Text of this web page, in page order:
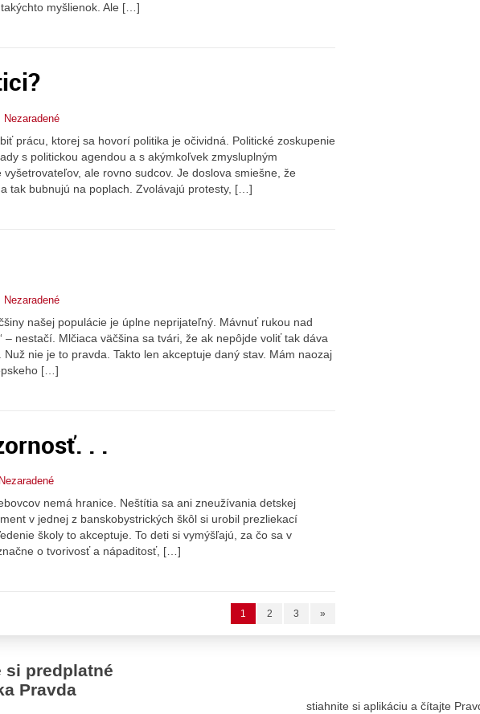
myšlienok. Ale […]
Nezaradené
prácu, ktorej sa hovorí politika je očividná. Politické zoskupenie
s politickou agendou a s akýmkoľvek zmysluplným
ale rovno sudcov. Je doslova smiešne, že
tak bubnujú na poplach. Zvolávajú protesty, […]
Nezaradené
našej populácie je úplne neprijateľný. Mávnuť rukou nad
– nestačí. Mlčiaca väčšina sa tvári, že ak nepôjde voliť tak dáva
nie je to pravda. Takto len akceptuje daný stav. Mám naozaj
[…]
. .
Nezaradené
nemá hranice. Neštítia sa ani zneužívania detskej
v jednej z banskobystrických škôl si urobil prezliekací
školy to akceptuje. To deti si vymýšľajú, za čo sa v
o tvorivosť a nápaditosť, […]
1 2 3 »
si predplatné
Pravda
stiahnite si aplikáciu a čítajte